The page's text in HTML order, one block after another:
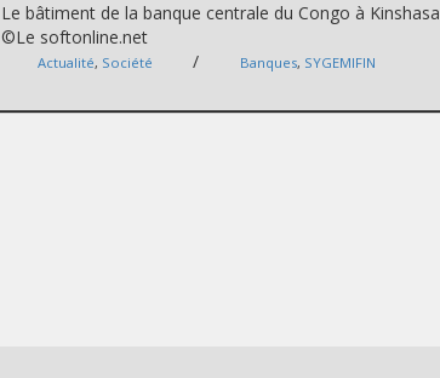
Le bâtiment de la banque centrale du Congo à Kinshasa
©Le softonline.net
Actualité, Société / Banques, SYGEMIFIN